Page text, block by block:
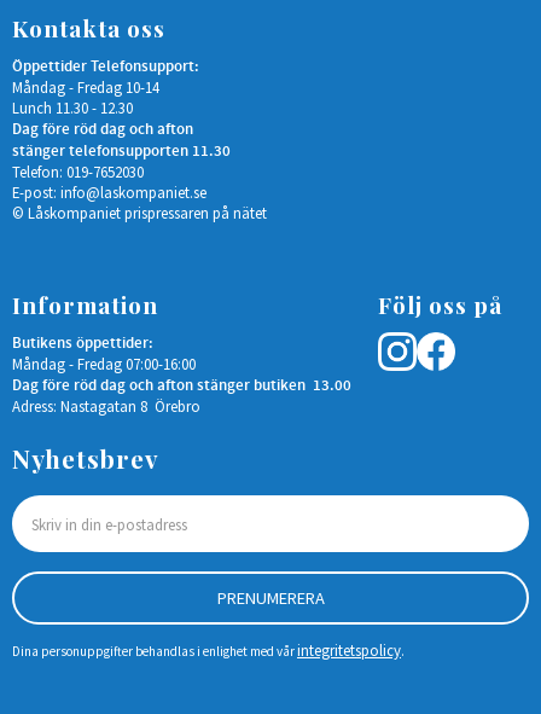
Kontakta oss
Öppettider Telefonsupport:
Måndag - Fredag 10-14
Lunch 11.30 - 12.30
Dag före röd dag och afton
stänger telefonsupporten 11.30
Telefon: 019-7652030
E-post: info@laskompaniet.se
© Låskompaniet prispressaren på nätet
Information
Butikens öppettider:
Måndag - Fredag 07:00-16:00
Dag före röd dag och afton stänger butiken 13.00
Adress: Nastagatan 8 Örebro
Följ oss på
Nyhetsbrev
PRENUMERERA
Dina personuppgifter behandlas i enlighet med vårintegritetspolicy.